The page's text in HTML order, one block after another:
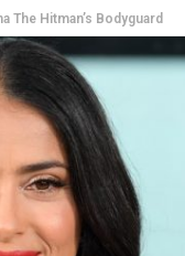
The Hitman’s Bodyguard